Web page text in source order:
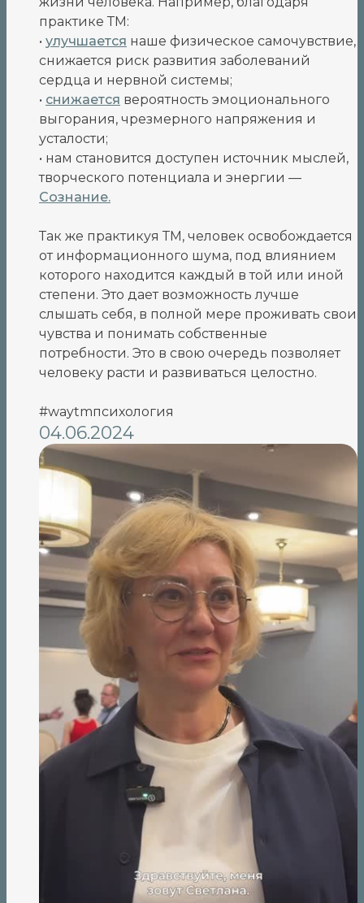
практике ТМ:
• улучшается наше физическое самочувствие,
снижается риск развития заболеваний
сердца и нервной системы;
• снижается вероятность эмоционального
выгорания, чрезмерного напряжения и
усталости;
• нам становится доступен источник мыслей,
творческого потенциала и энергии —
Сознание.
Так же практикуя ТМ, человек освобождается
от информационного шума, под влиянием
которого находится каждый в той или иной
степени. Это дает возможность лучше
слышать себя, в полной мере проживать свои
чувства и понимать собственные
потребности. Это в свою очередь позволяет
человеку расти и развиваться целостно.
#waytmпсихология
04.06.2024